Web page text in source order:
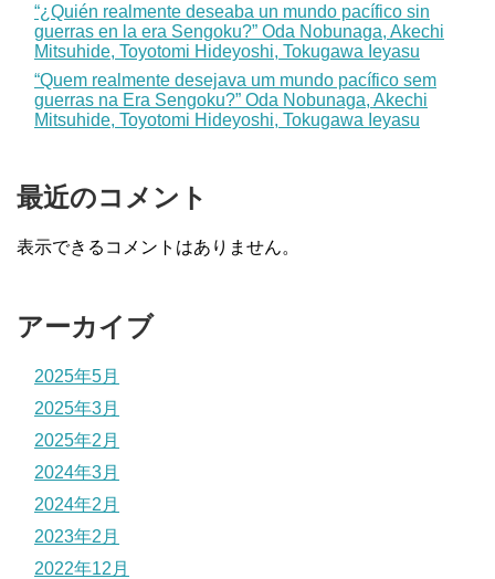
“¿Quién realmente deseaba un mundo pacífico sin
guerras en la era Sengoku?” Oda Nobunaga, Akechi
Mitsuhide, Toyotomi Hideyoshi, Tokugawa Ieyasu
“Quem realmente desejava um mundo pacífico sem
guerras na Era Sengoku?” Oda Nobunaga, Akechi
Mitsuhide, Toyotomi Hideyoshi, Tokugawa Ieyasu
最近のコメント
表示できるコメントはありません。
アーカイブ
2025年5月
2025年3月
2025年2月
2024年3月
2024年2月
2023年2月
2022年12月